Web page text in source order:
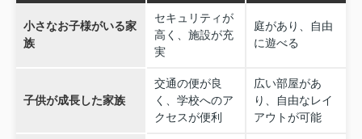
小さなお子様がいる家
族
セキュリティが
高く、施設が充
実
庭があり、自由
に遊べる
子供が成長した家族
交通の便が良
く、学校へのア
クセスが便利
広い部屋があ
り、自由なレイ
アウトが可能